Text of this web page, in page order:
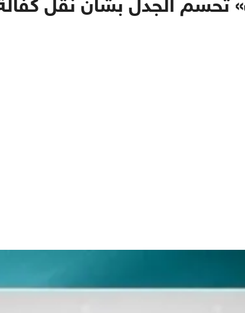
تحسم الجدل بشأن نقل